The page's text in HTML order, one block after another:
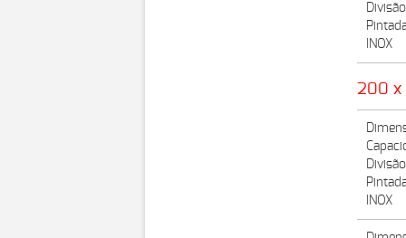
INOX
200 x
INOX